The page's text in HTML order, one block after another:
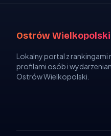
Ostrów Wielkopolski
Lokalny portal z rankingami
profilami osób i
Ostrów Wielkopolski.